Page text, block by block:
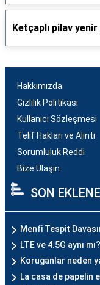
Ketçaplı pilav yenir
Hakkımızda
Gizlilik Politikası
Kullanıcı Sözleşmesi
Telif Hakları ve Alıntı
Sorumluluk Reddi
Bize Ulaşın
SON
Menfi Tespit
LTE ve 4.5G aynı mı?
Koruganlar neden
La casa de papelin